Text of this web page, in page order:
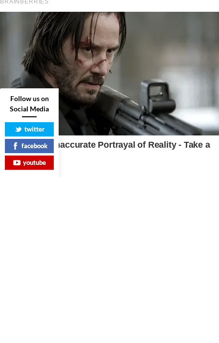
Follow us on
Social Media
twitter
facebook
youtube